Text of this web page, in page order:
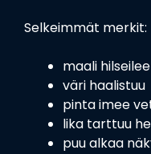
Selkeimmät merkit:
maali hilseilee
väri haalistuu
pinta imee
lika tarttuu
puu alkaa